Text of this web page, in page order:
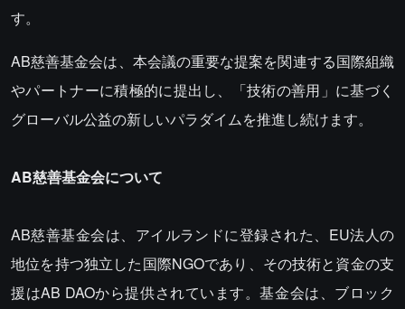
す。
AB慈善基金会は、本会議の重要な提案を関連する国際組織
やパートナーに積極的に提出し、「技術の善用」に基づく
グローバル公益の新しいパラダイムを推進し続けます。
AB慈善基金会について
AB慈善基金会は、アイルランドに登録された、EU法人の
地位を持つ独立した国際NGOであり、その技術と資金の支
援はAB DAOから提供されています。基金会は、ブロック